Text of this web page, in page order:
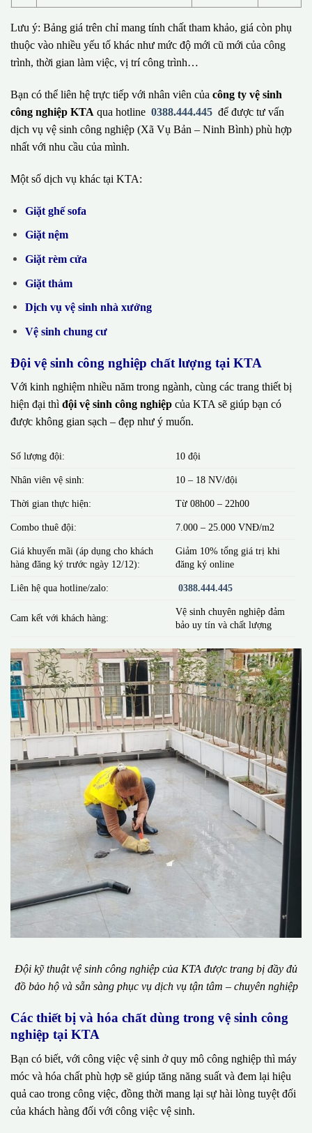
Lưu ý: Bảng giá trên chỉ mang tính chất tham khảo, giá còn phụ
thuộc vào nhiều yếu tố khác như mức độ mới cũ mới của công
trình, thời gian làm việc, vị trí công trình…
Bạn có thể liên hệ trực tiếp với nhân viên của công ty vệ sinh
công nghiệp KTA qua hotline 0388.444.445 để được tư vấn
dịch vụ vệ sinh công nghiệp (Xã Vụ Bản – Ninh Bình) phù hợp
nhất với nhu cầu của mình.
Một số dịch vụ khác tại KTA:
Giặt ghế sofa
Giặt nệm
Giặt rèm cửa
Giặt thảm
Dịch vụ vệ sinh nhà xưởng
Vệ sinh chung cư
Đội vệ sinh công nghiệp chất lượng tại KTA
Với kinh nghiệm nhiều năm trong ngành, cùng các trang thiết bị
hiện đại thì đội vệ sinh công nghiệp của KTA sẽ giúp bạn có
được không gian sạch – đẹp như ý muốn.
Số lượng đội: 10 đội
Nhân viên vệ sinh: 10 – 18 NV/đội
Thời gian thực hiện: Từ 08h00 – 22h00
Combo thuê đội: 7.000 – 25.000 VNĐ/m2
Giá khuyến mãi (áp dụng cho khách
hàng đăng ký trước ngày 12/12):
Giảm 10% tổng giá trị khi
đăng ký online
Liên hệ qua hotline/zalo: 0388.444.445
Cam kết với khách hàng:
Vệ sinh chuyên nghiệp đảm
bảo uy tín và chất lượng
Đội kỹ thuật vệ sinh công nghiệp của KTA được trang bị đầy đủ
đồ bảo hộ và sẵn sàng phục vụ dịch vụ tận tâm – chuyên nghiệp
Các thiết bị và hóa chất dùng trong vệ sinh công
nghiệp tại KTA
Bạn có biết, với công việc vệ sinh ở quy mô công nghiệp thì máy
móc và hóa chất phù hợp sẽ giúp tăng năng suất và đem lại hiệu
quả cao trong công việc, đồng thời mang lại sự hài lòng tuyệt đối
của khách hàng đối với công việc vệ sinh.